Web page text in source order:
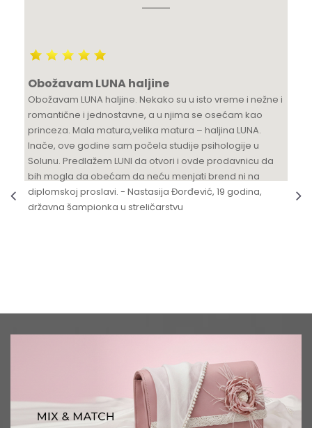
Obožavam LUNA haljine
Obožavam LUNA haljine. Nekako su u isto vreme i nežne i
romantične i jednostavne, a u njima se osećam kao
princeza. Mala matura,velika matura – haljina LUNA.
Inače, ove godine sam počela studije psihologije u
Solunu. Predlažem LUNI da otvori i ovde prodavnicu da
bih mogla da obećam da neću menjati brend ni na
diplomskoj proslavi. - Nastasija Đorđević, 19 godina,
državna šampionka u streličarstvu